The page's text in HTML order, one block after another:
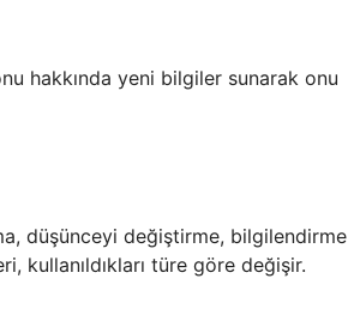
hakkında yeni bilgiler sunarak onu
düşünceyi değiştirme, bilgilendirme
kullanıldıkları türe göre değişir.